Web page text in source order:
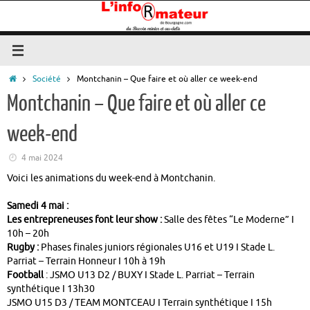
contenu
Accueil
Société Montchanin – Que faire et où aller ce week-end
Montchanin – Que faire et où aller ce
week-end
4 mai 2024
Voici les animations du week-end à Montchanin.
Samedi 4 mai :
Les entrepreneuses font leur show :Salle des fêtes “Le Moderne” I
10h – 20h
Rugby :Phases finales juniors régionales U16 et U19 I Stade L.
Parriat – Terrain Honneur I 10h à 19h
Football : JSMO U13 D2 / BUXY I Stade L. Parriat – Terrain
synthétique I 13h30
JSMO U15 D3 / TEAM MONTCEAU I Terrain synthétique I 15h